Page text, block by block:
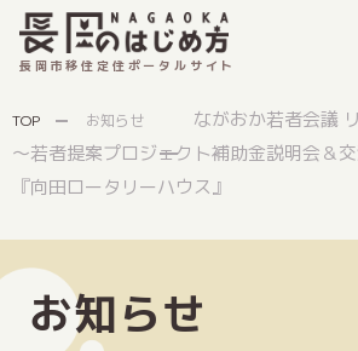
長岡市移住定住ポータルサイト
TOP お知らせ
ながおか若者会議
〜若者提案プロジェクト補助金説明会＆
『向田ロータリーハウス』
お知らせ